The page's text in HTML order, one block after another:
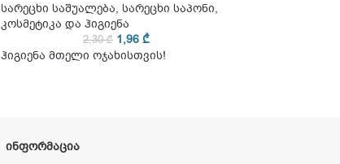
სარეცხი საშუალება, სარეცხი საპონი,
კოსმეტიკა და ჰიგიენა
2,30₾ 1,96₾
ჰიგიენა მთელი ოჯახისთვის!
ᲘᲜᲤᲝᲠᲛᲐᲪᲘᲐ